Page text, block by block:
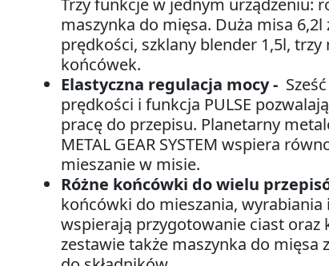
Trzy funkcje w jednym urządzeniu:
maszynka do mięsa. Duża misa 6,2l
prędkości, szklany blender 1,5l, trzy
końcówek.
Elastyczna regulacja mocy -
prędkości i funkcja PULSE
pracę do przepisu. Planetarny
METAL GEAR SYSTEM wspiera
mieszanie w misie.
Różne końcówki do wielu
końcówki do mieszania, wyrabiania
wspierają przygotowanie ciast oraz
zestawie także maszynka do mięsa